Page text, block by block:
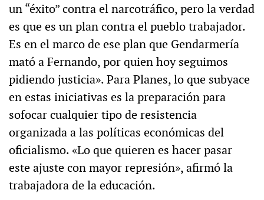
un “éxito” contra el narcotráfico, pero la verdad
es que es un plan contra el pueblo trabajador.
Es en el marco de ese plan que Gendarmería
mató a Fernando, por quien hoy seguimos
pidiendo justicia». Para Planes, lo que subyace
en estas iniciativas es la preparación para
sofocar cualquier tipo de resistencia
organizada a las políticas económicas del
oficialismo. «Lo que quieren es hacer pasar
este ajuste con mayor represión», afirmó la
trabajadora de la educación.